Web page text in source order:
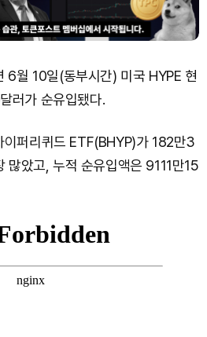
6월 10일(동부시간) 미국 HYPE 현
러가 순유입됐다.
이퍼리퀴드 ETF(BHYP)가 182만3
많았고, 누적 순유입액은 9111만15